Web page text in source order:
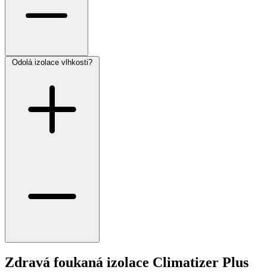
Odolá izolace vlhkosti?
Zdravá foukaná izolace Climatizer Plus